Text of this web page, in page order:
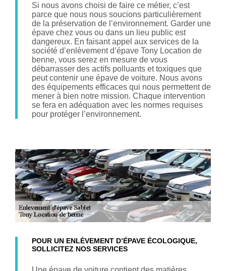
Si nous avons choisi de faire ce métier, c’est
parce que nous nous soucions particulièrement
de la préservation de l’environnement. Garder une
épave chez vous ou dans un lieu public est
dangereux. En faisant appel aux services de la
société d’enlèvement d’épave Tony Location de
benne, vous serez en mesure de vous
débarrasser des actifs polluants et toxiques que
peut contenir une épave de voiture. Nous avons
des équipements efficaces qui nous permettent de
mener à bien notre mission. Chaque intervention
se fera en adéquation avec les normes requises
pour protéger l’environnement.
POUR UN ENLÈVEMENT D’ÉPAVE ÉCOLOGIQUE,
SOLLICITEZ NOS SERVICES